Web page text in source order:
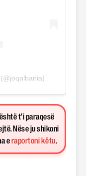
t’i paraqesë
Nëse ju shikoni
e raportoni këtu.